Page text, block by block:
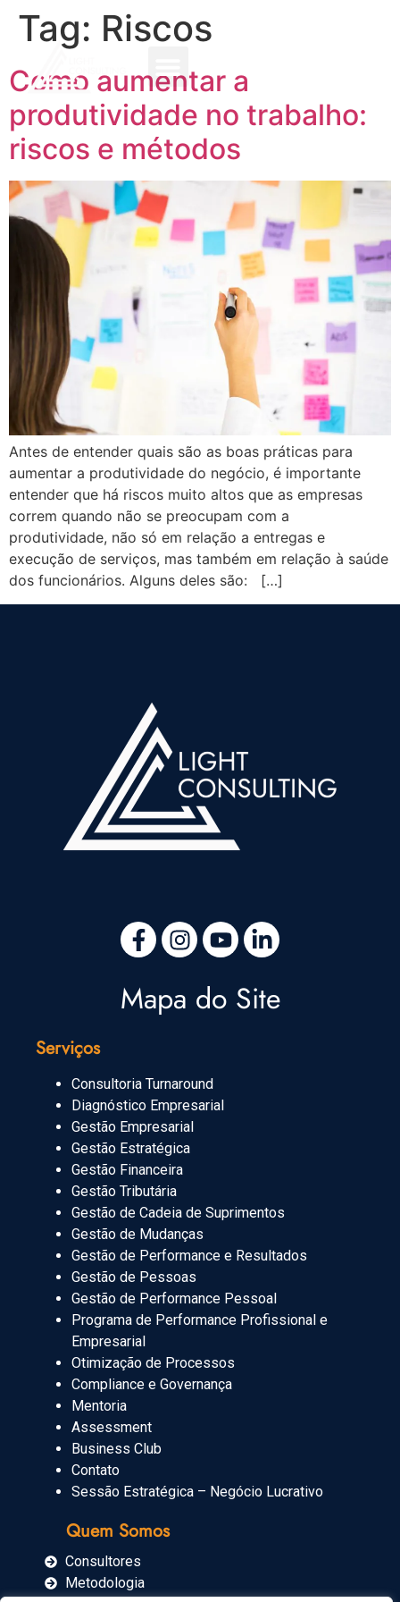
Tag: Riscos
Como aumentar a
produtividade no trabalho:
riscos e métodos
Antes de entender quais são as boas práticas para
aumentar a produtividade do negócio, é importante
entender que há riscos muito altos que as empresas
correm quando não se preocupam com a
produtividade, não só em relação a entregas e
execução de serviços, mas também em relação à saúde
dos funcionários. Alguns deles são: […]
Mapa do Site
Quem Somos
Consultores
Metodologia
Serviços
Consultoria Turnaround
Diagnóstico Empresarial
Gestão Empresarial
Gestão Estratégica
Gestão Financeira
Gestão Tributária
Gestão de Cadeia de Suprimentos
Gestão de Mudanças
Gestão de Performance e Resultados
Gestão de Pessoas
Gestão de Performance Pessoal
Programa de Performance Profissional e
Empresarial
Otimização de Processos
Compliance e Governança
Mentoria
Assessment
Business Club
Contato
Sessão Estratégica – Negócio Lucrativo